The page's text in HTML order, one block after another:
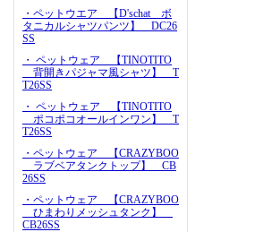
・ペットウエア 【D'schat ボ
タニカルシャツパンツ】 DC26
SS
・ ペットウェア 【TINOTITO
背開きパジャマ風シャツ】 T
T26SS
・ ペットウェア 【TINOTITO
ポコポコオールインワン】 T
T26SS
・ペットウェア 【CRAZYBOO
ラブベアタンクトップ】 CB
26SS
・ペットウェア 【CRAZYBOO
ひまわりメッシュタンク】
CB26SS